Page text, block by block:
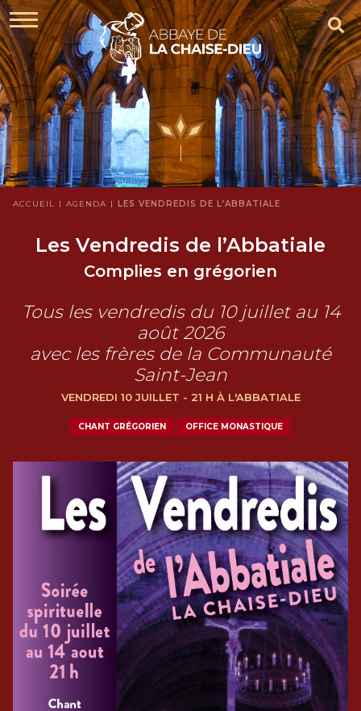
ACCUEIL AGENDA LES VENDREDIS DE L’ABBATIALE
Les Vendredis de l’Abbatiale
Complies en grégorien
Tous les vendredis du 10 juillet au 14
août 2026
avec les frères de la Communauté
Saint-Jean
VENDREDI 10 JUILLET - 21 H À L'ABBATIALE
CHANT GRÉGORIEN OFFICE MONASTIQUE